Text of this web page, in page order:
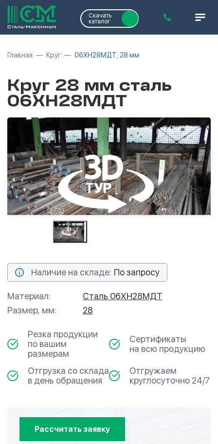
Скачать
каталог
Главная Круг 06ХН28МДТ, 28 мм
Круг 28 мм сталь
06ХН28МДТ
Наличие на складе: По запросу
Материал:
Сталь 06ХН28МДТ
Размер, мм:
28
Резка продукции
по вашим
размерам
Сертификаты
на всю продукцию
Отгрузка со склада
в день обращения
Отгружаем
круглосуточно 24/7
Рассчитать заявку